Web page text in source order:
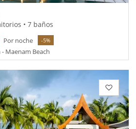
• 7 baños
Por noche -5%
Maenam Beach